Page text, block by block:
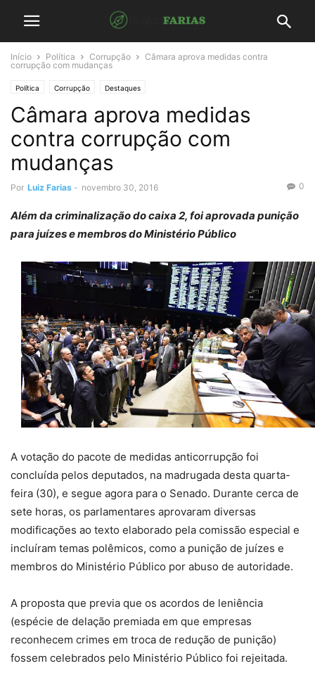
Início Política Corrupção
Câmara aprova medidas contra
corrupção com mudanças
Política Corrupção Destaques
Câmara aprova medidas
contra corrupção com
mudanças
Por Luiz Farias - novembro 30, 2016 0
Além da criminalização do caixa 2, foi aprovada punição
para juízes e membros do Ministério Público
A votação do pacote de medidas anticorrupção foi
concluída pelos deputados, na madrugada desta quarta-
feira (30), e segue agora para o Senado. Durante cerca de
sete horas, os parlamentares aprovaram diversas
modificações ao texto elaborado pela comissão especial e
incluíram temas polêmicos, como a punição de juízes e
membros do Ministério Público por abuso de autoridade.
A proposta que previa que os acordos de leniência
(espécie de delação premiada em que empresas
reconhecem crimes em troca de redução de punição)
fossem celebrados pelo Ministério Público foi rejeitada.